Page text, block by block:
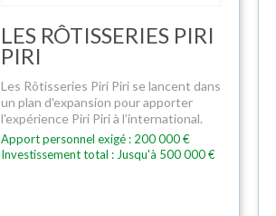
LES RÔTISSERIES PIRI
PIRI
Les Rôtisseries Piri Piri se lancent dans
un plan d'expansion pour apporter
l'expérience Piri Piri à l’international.
Apport personnel exigé : 200 000 €
Investissement total : Jusqu'à 500 000 €